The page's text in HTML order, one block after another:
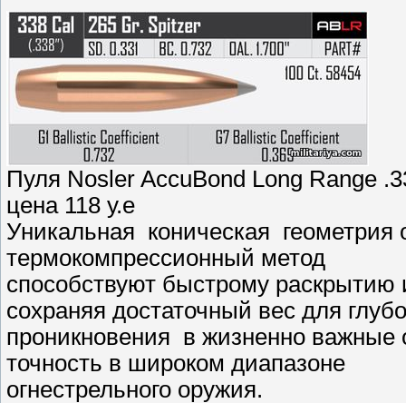
Пуля Nosler AccuBond Long Range
цена 118 у.е
Уникальная коническая геометрия
термокомпрессионный метод
способствуют быстрому
сохраняя достаточный вес для
проникновения в жизненно важные
точность в широком диапазоне
огнестрельного оружия.